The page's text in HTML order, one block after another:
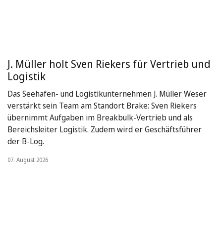
J. Müller holt Sven Riekers für Vertrieb und
Logistik
Das Seehafen- und Logistikunternehmen J. Müller Weser
verstärkt sein Team am Standort Brake: Sven Riekers
übernimmt Aufgaben im Breakbulk-Vertrieb und als
Bereichsleiter Logistik. Zudem wird er Geschäftsführer
der B-Log.
07. August 2026